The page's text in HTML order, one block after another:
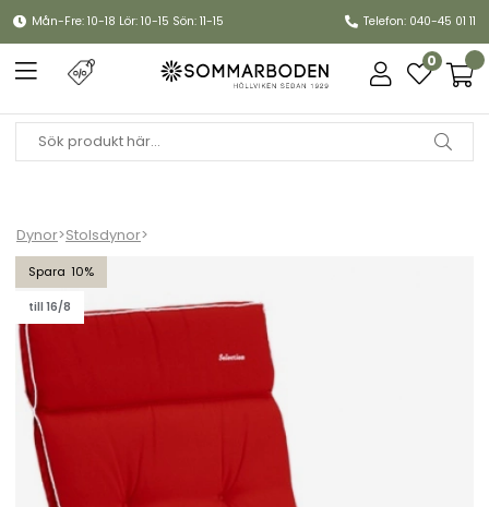
Mån-Fre: 10-18 Lör: 10-15 Sön: 11-15 Telefon: 040-45 01 11
0
Dynor>Stolsdynor>
10
till 16/8
Universaldyna Selection - röd